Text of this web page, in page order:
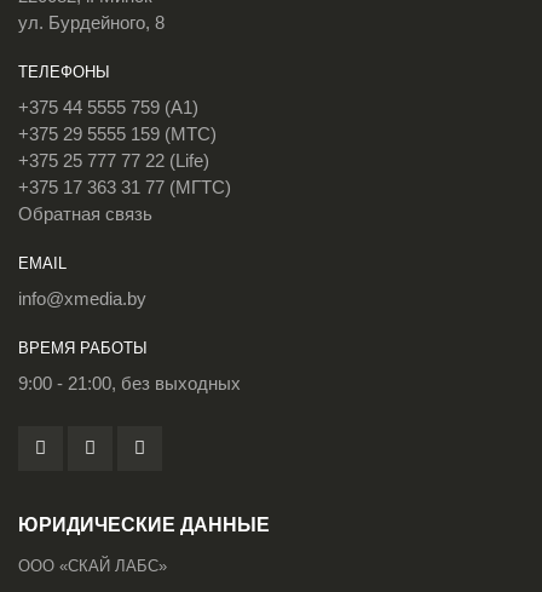
ул. Бурдейного, 8
ТЕЛЕФОНЫ
+375 44 5555 759 (A1)
+375 29 5555 159 (МТС)
+375 25 777 77 22 (Life)
+375 17 363 31 77 (МГТС)
Обратная связь
EMAIL
info@xmedia.by
ВРЕМЯ РАБОТЫ
9:00 - 21:00, без выходных
ЮРИДИЧЕСКИЕ ДАННЫЕ
ООО «СКАЙ ЛАБС»